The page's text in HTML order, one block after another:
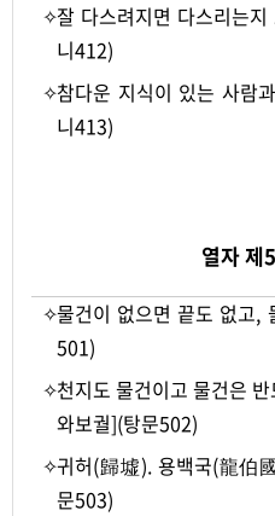
✧잘 다스려지면 다스리는
니412)
✧참다운 지식이 있는 사람
니413)
열자 제
✧물건이 없으면 끝도 없고,
501)
✧천지도 물건이고 물건은
와보궐](탕문502)
✧귀허(歸墟). 용백국(龍伯
문503)